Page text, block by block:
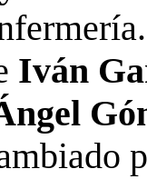
Iván